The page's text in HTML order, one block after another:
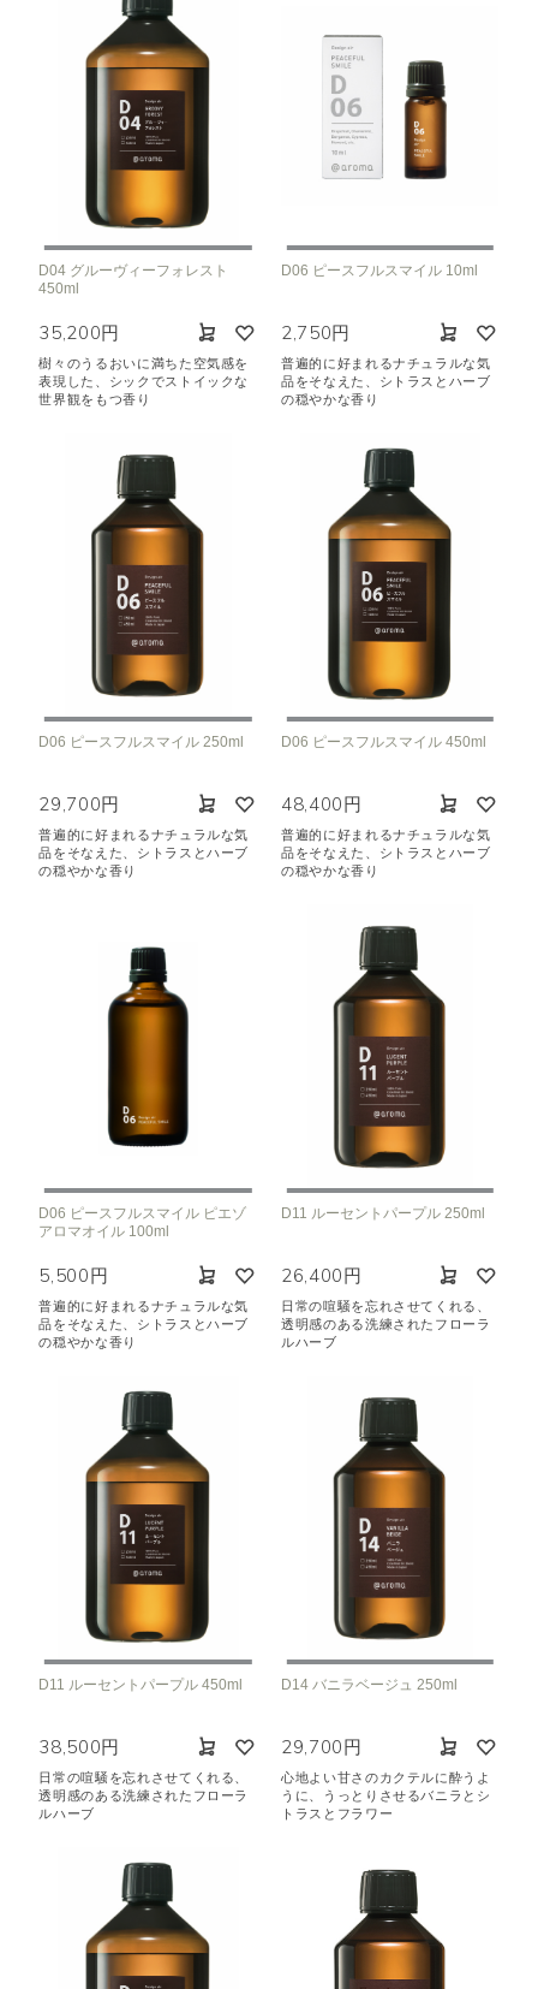
D04 グルーヴィーフォレスト
450ml
35,200円
樹々のうるおいに満ちた空気感を
表現した、シックでストイックな
世界観をもつ香り
D06 ピースフルスマイル 10ml
2,750円
普遍的に好まれるナチュラルな気
品をそなえた、シトラスとハーブ
の穏やかな香り
D06 ピースフルスマイル 250ml
29,700円
普遍的に好まれるナチュラルな気
品をそなえた、シトラスとハーブ
の穏やかな香り
D06 ピースフルスマイル 450ml
48,400円
普遍的に好まれるナチュラルな気
品をそなえた、シトラスとハーブ
の穏やかな香り
D06 ピースフルスマイル ピエゾ
アロマオイル 100ml
5,500円
普遍的に好まれるナチュラルな気
品をそなえた、シトラスとハーブ
の穏やかな香り
D11 ルーセントパープル 250ml
26,400円
日常の喧騒を忘れさせてくれる、
透明感のある洗練されたフローラ
ルハーブ
D11 ルーセントパープル 450ml
38,500円
日常の喧騒を忘れさせてくれる、
透明感のある洗練されたフローラ
ルハーブ
D14 バニラベージュ 250ml
29,700円
心地よい甘さのカクテルに酔うよ
うに、うっとりさせるバニラとシ
トラスとフラワー